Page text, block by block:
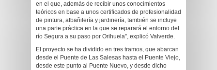
en el que, además de recibir unos conocimientos
teóricos en base a unos certificados de profesionalidad
de pintura, albañilería y jardinería, también se incluye
una parte práctica en la que se reparará el entorno del
río Segura a su paso por Orihuela”, explicó Valverde.
El proyecto se ha dividido en tres tramos, que abarcan
desde el Puente de Las Salesas hasta el Puente Viejo,
desde este punto al Puente Nuevo, y desde dicho